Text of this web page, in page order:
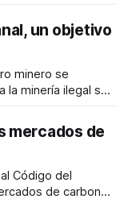
un objetivo
minero se
la minería ilegal se
mercados de
Código del
de carbono,